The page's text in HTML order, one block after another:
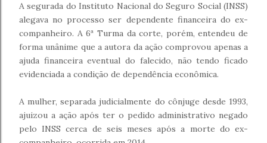
A segurada do Instituto Nacional do Seguro Social (INSS)
alegava no processo ser dependente financeira do ex-
companheiro. A 6ª Turma da corte, porém, entendeu de
forma unânime que a autora da ação comprovou apenas a
ajuda financeira eventual do falecido, não tendo ficado
evidenciada a condição de dependência econômica.
A mulher, separada judicialmente do cônjuge desde 1993,
ajuizou a ação após ter o pedido administrativo negado
pelo INSS cerca de seis meses após a morte do ex-